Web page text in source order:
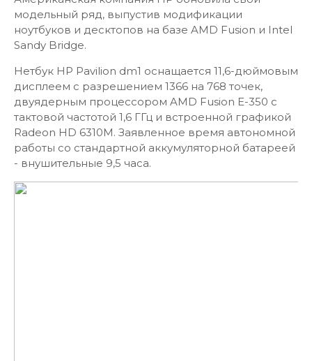
модельный ряд, выпустив модификации
ноутбуков и десктопов на базе AMD Fusion и Intel
Sandy Bridge.
Нетбук HP Pavilion dm1 оснащается 11,6-дюймовым
дисплеем с разрешением 1366 на 768 точек,
двуядерным процессором AMD Fusion E-350 с
тактовой частотой 1,6 ГГц и встроенной графикой
Radeon HD 6310M. Заявленное время автономной
работы со стандартной аккумуляторной батареей
- внушительные 9,5 часа.